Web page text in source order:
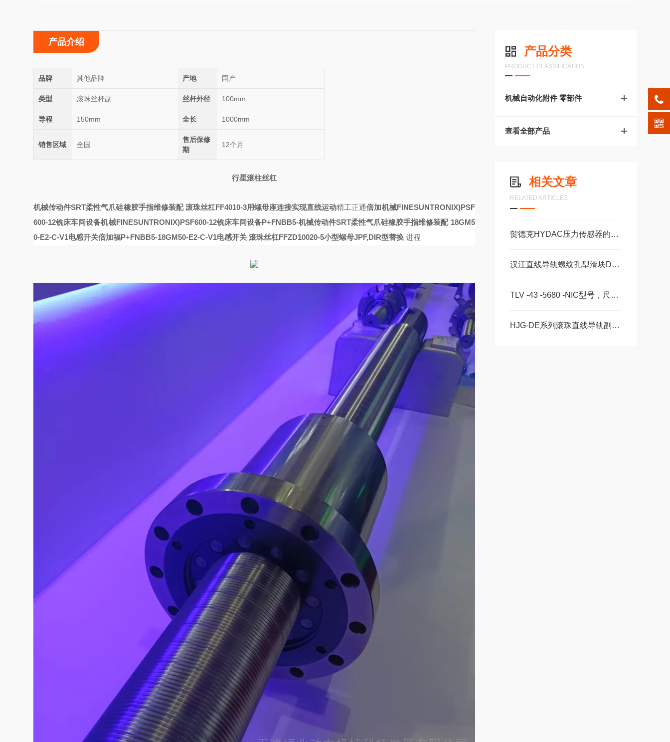
产品分类
PRODUCT CLASSIFICATION
机械自动化附件 零部件
查看全部产品
相关文章
RELATED ARTICLES
贺德克HYDAC压力传感器的维护保养方法分享
汉江直线导轨螺纹孔型滑块DA15AADA20AADA20AAL
TLV -43 -5680 -NIC型号，尺寸，长度CS -28 -100 -2RS -B -NIC 。
HJG-DE系列滚珠直线导轨副HJG-DA15AA HJG-DA20AA HJG-DA20AAL
产品介绍
品牌 其他品牌 产地 国产
类型 滚珠丝杆副 丝杆外径 100mm
导程 150mm 全长 1000mm
销售区域 全国
售后保修
期
12个月
行星滚柱丝杠
机械传动件SRT柔性气爪硅橡胶手指维修装配 滚珠丝杠FF4010-3用螺母座连接实现直线运动精工正通倍加机械FINESUNTRONIX)PSF
600-12铣床车间设备机械FINESUNTRONIX)PSF600-12铣床车间设备P+FNBB5-机械传动件SRT柔性气爪硅橡胶手指维修装配18GM5
0-E2-C-V1电感开关倍加福P+FNBB5-18GM50-E2-C-V1电感开关 滚珠丝杠FFZD10020-5小型螺母JPF,DIR型替换 进程